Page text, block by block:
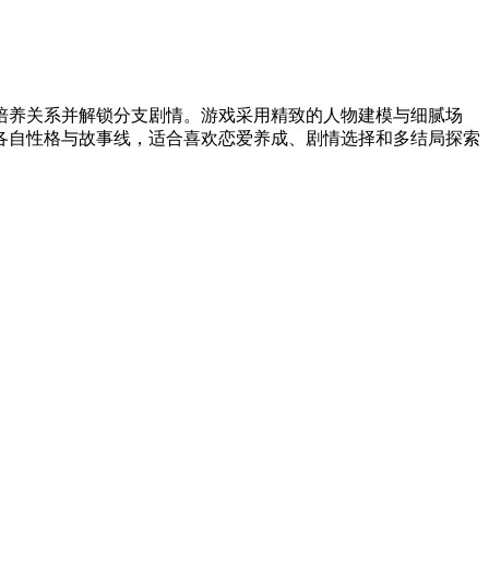
关系并解锁分支剧情。游戏采用精致的人物建模与细腻场
性格与故事线，适合喜欢恋爱养成、剧情选择和多结局探索